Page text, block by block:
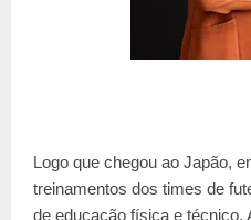
Logo que chegou ao Japão,
treinamentos dos times de
de educação física e técnico,